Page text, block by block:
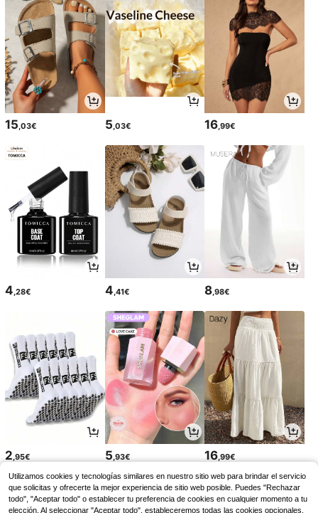
15,03€ 5,03€ 16,99€
4 ,28€ 4 ,41€ 8 ,98€
2,95€ 5,93€ 16,99€
Utilizamos cookies y tecnologías similares en nuestro sitio web para brindar el servicio
que solicitas y ofrecerte la mejor experiencia de sitio web posible. Puedes "Rechazar
todo", "Aceptar todo" o establecer tu preferencia de cookies en cualquier momento a tu
elección. Al seleccionar "Aceptar todo", estableceremos todas las cookies opcionales,